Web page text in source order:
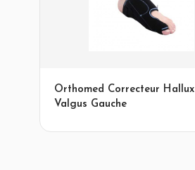
Orthomed Correcteur Hallux
Valgus Gauche